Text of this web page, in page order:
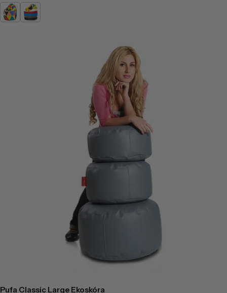
regularna
Mix
Trójkąty
Mix
Prostokąty
Pufa Classic Large Ekoskóra